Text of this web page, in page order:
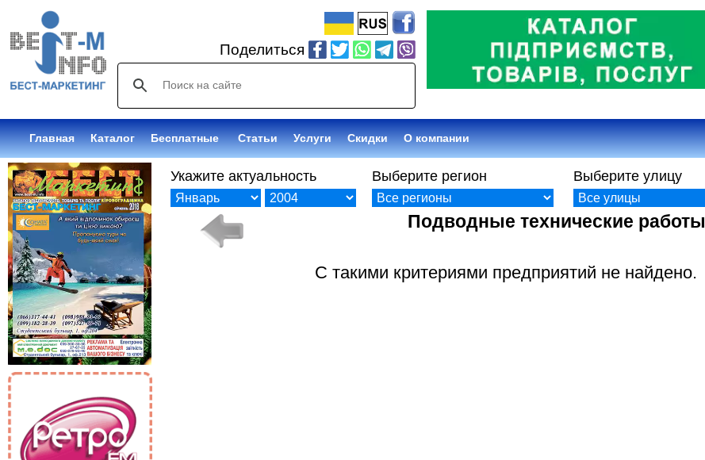
Поделиться
Главная Каталог Бесплатные Статьи Услуги Скидки О компании
Укажите актуальность Выберите регион Выберите улицу
Подводные технические работы
С такими критериями предприятий не найдено.